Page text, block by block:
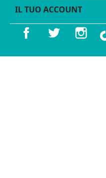
IL TUO ACCOUNT
Facebook Twitter